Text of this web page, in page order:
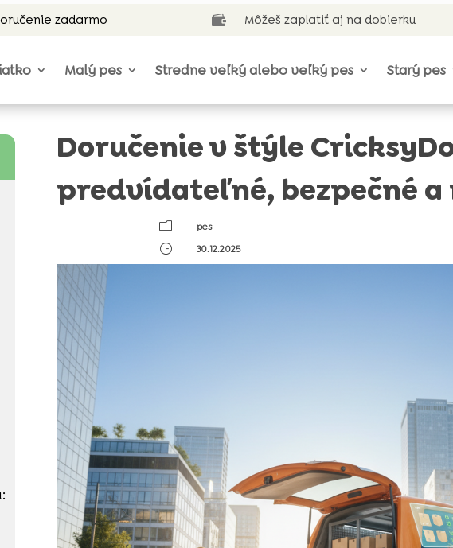
zadarmo  Môžeš zaplatiť aj na dobierku
Malý pes Stredne veľký alebo veľký pes Starý pes
Doručenie v štýle
predvídateľné, bezpečné a
m
pes
}
30.12.2025